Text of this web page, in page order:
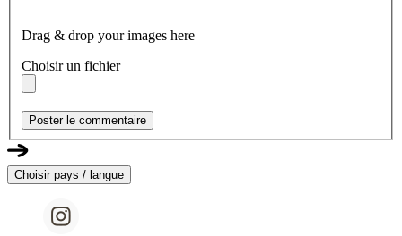
Drag & drop your images here
Choisir un fichier
Poster le commentaire
Choisir pays / langue